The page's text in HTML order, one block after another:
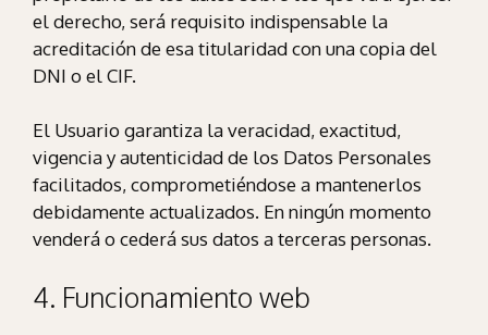
el derecho, será requisito indispensable la
acreditación de esa titularidad con una copia del
DNI o el CIF.
El Usuario garantiza la veracidad, exactitud,
vigencia y autenticidad de los Datos Personales
facilitados, comprometiéndose a mantenerlos
debidamente actualizados. En ningún momento
venderá o cederá sus datos a terceras personas.
4. Funcionamiento web